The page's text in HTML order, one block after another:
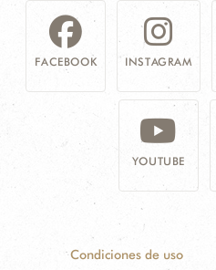
FACEBOOK INSTAGRAM
YOUTUBE
Condiciones de uso